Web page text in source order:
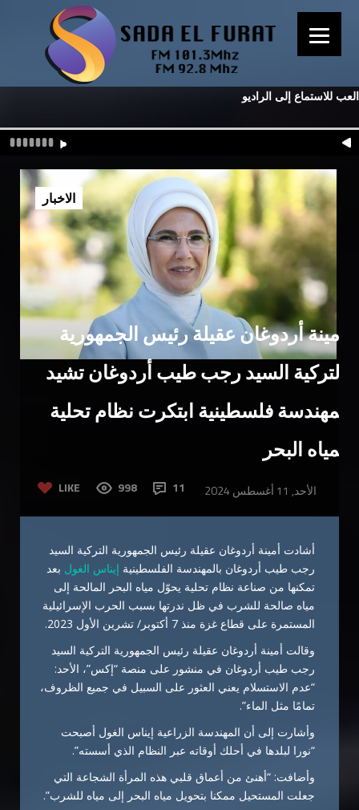
العب للاستماع إلى الراديو
أمينة أردوغان عقيلة رئيس الجمهورية
التركية السيد رجب طيب أردوغان تشيد
بمهندسة فلسطينية ابتكرت نظام تحلية
لمياه البحر
LIKE 998 11 الأحد, 11 أغسطس 2024
الاخبار
أشادت أمينة أردوغان عقيلة رئيس الجمهورية التركية السيد
رجب طيب أردوغان بالمهندسة الفلسطينية إيناس الغول بعد
تمكنها من صناعة نظام تحلية يحوّل مياه البحر المالحة إلى
مياه صالحة للشرب في ظل ندرتها بسبب الحرب الإسرائيلية
المستمرة على قطاع غزة منذ 7 أكتوبر/ تشرين الأول 2023.
وقالت أمينة أردوغان عقيلة رئيس الجمهورية التركية السيد
رجب طيب أردوغان في منشور على منصة “إكس”، الأحد:
“عدم الاستسلام يعني العثور على السبيل في جميع الظروف،
تمامًا مثل الماء”.
وأشارت إلى أن المهندسة الزراعية إيناس الغول أصبحت
“نورا لبلدها في أحلك أوقاته عبر النظام الذي أسسته”.
وأضافت: “أهنئ من أعماق قلبي هذه المرأة الشجاعة التي
جعلت المستحيل ممكنا بتحويل مياه البحر إلى مياه للشرب”.